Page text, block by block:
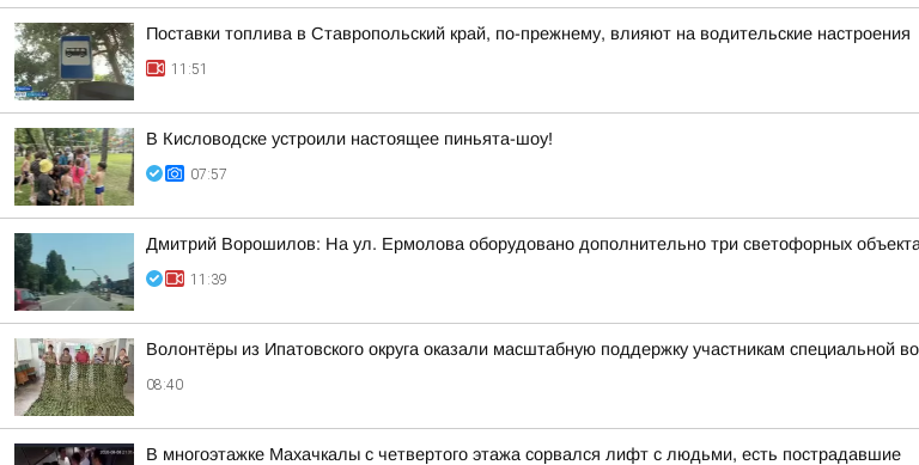
Поставки топлива в Ставропольский край, по-прежнему, влияют на водительские настроения
11:51
В Кисловодске устроили настоящее пиньята-шоу!
07:57
Дмитрий Ворошилов: На ул. Ермолова оборудовано дополнительно три светофорных
11:39
Волонтёры из Ипатовского округа оказали масштабную поддержку участникам специальной
08:40
В многоэтажке Махачкалы с четвертого этажа сорвался лифт с людьми, есть пострадавшие